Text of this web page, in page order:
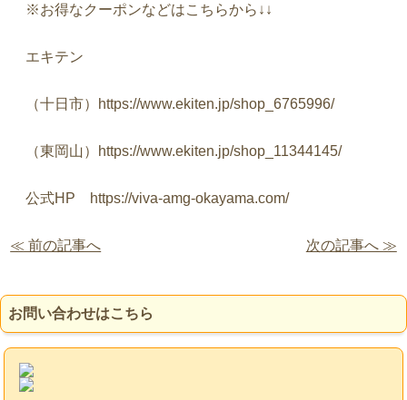
※お得なクーポンなどはこちらから ↓↓
エキテン
（十日市） https://www.ekiten.jp/shop_6765996/
（東岡山） https://www.ekiten.jp/shop_11344145/
公式HP https://viva-amg-okayama.com/
≪ 前の記事へ 次の記事へ ≫
お問い合わせはこちら